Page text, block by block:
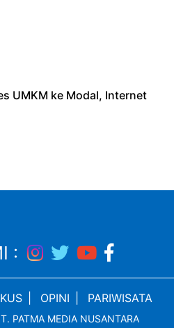
UMKM ke Modal, Internet
:
OPINI PARIWISATA
PATMA MEDIA NUSANTARA